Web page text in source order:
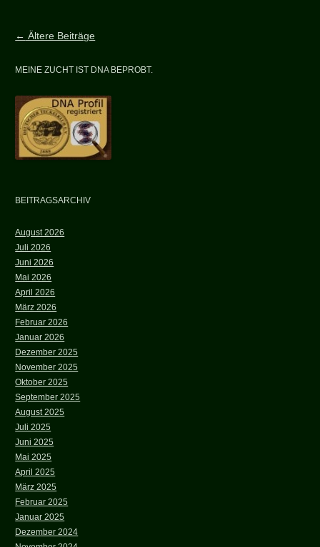
Beitragsnavigation
← Ältere Beiträge
MEINE ZUCHT IST DNA BEPROBT.
BEITRAGSARCHIV
August 2026
Juli 2026
Juni 2026
Mai 2026
April 2026
März 2026
Februar 2026
Januar 2026
Dezember 2025
November 2025
Oktober 2025
September 2025
August 2025
Juli 2025
Juni 2025
Mai 2025
April 2025
März 2025
Februar 2025
Januar 2025
Dezember 2024